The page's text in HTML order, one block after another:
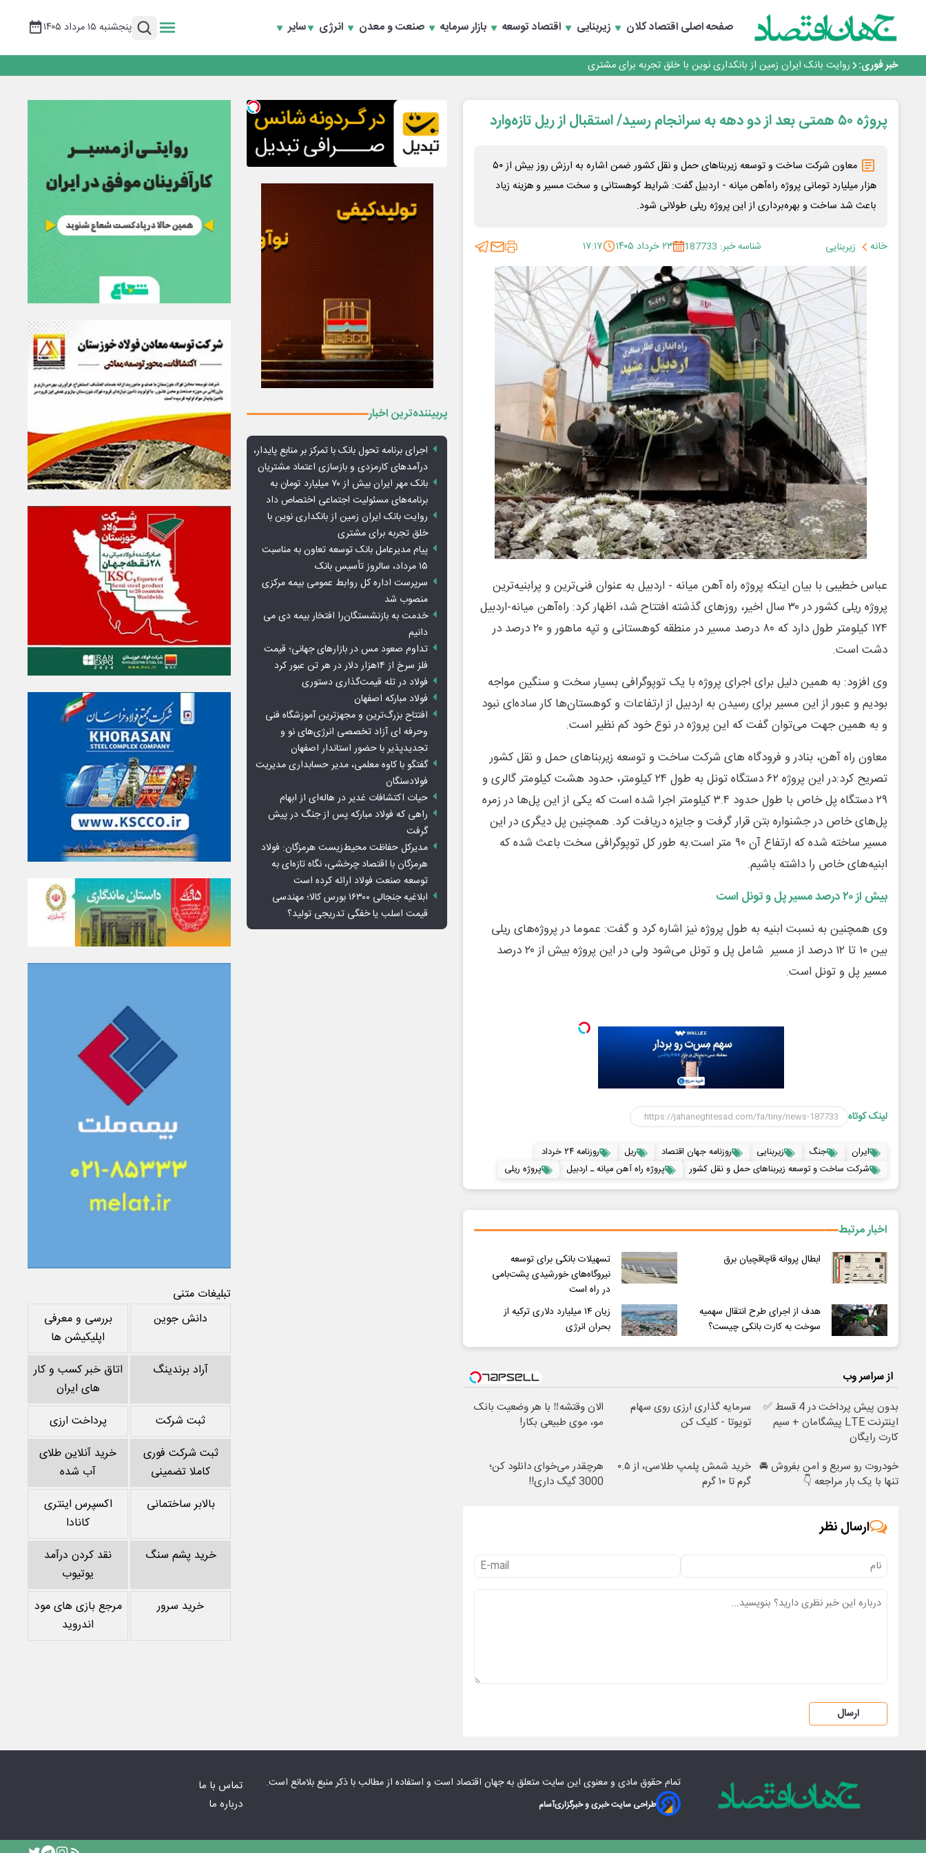
صفحه اصلیاقتصاد کلان زیربنایی اقتصاد توسعه بازار سرمایه صنعت و معدن انرژی سایر پنجشنبه ۱۵ مرداد ۱۴۰۵
خبر فوری:
اجرای برنامه تحول بانک با تمرکز بر منابع پایدار، درآمدهای کارمزدی و بازسازی اعتماد مشتریان
بانک مهر ایران بیش از ۷۰ میلیارد تومان به برنامه‌های مسئولیت اجتماعی اختصاص داد
پیام مدیرعامل بانک توسعه تعاون به مناسبت ۱۵ مرداد، سالروز تأسیس بانک
سرپرست اداره کل روابط عمومی بیمه مرکزی منصوب شد
اجرای برنامه تحول بانک با تمرکز بر منابع پایدار، درآمدهای کارمزدی و بازسازی اعتماد مشتریان
بانک مهر ایران بیش از ۷۰ میلیارد تومان به برنامه‌های مسئولیت اجتماعی اختصاص داد
پروژه ۵۰ همتی بعد از دو دهه به سرانجام رسید/ استقبال از ریل تازه‌وارد
معاون شرکت ساخت و توسعه زیربناهای حمل و نقل کشور ضمن اشاره به ارزش روز بیش از ۵۰
هزار میلیارد تومانی پروژه راه‌آهن میانه - اردبیل گفت: شرایط کوهستانی و سخت مسیر و هزینه زیاد
باعث شد ساخت و بهره‌برداری از این پروژه ریلی طولانی شود.
خانه زیربنایی شناسه خبر: 187733 ۲۳ خرداد ۱۴۰۵ ۱۷:۱۷
عباس خطیبی با بیان اینکه پروژه راه آهن میانه - اردبیل به عنوان فنی‌ترین و پرابنیه‌ترین
پروژه ریلی کشور در ۳۰ سال اخیر، روزهای گذشته افتتاح شد، اظهار کرد: راه‌آهن میانه-اردبیل
۱۷۴ کیلومتر طول دارد که ۸۰ درصد مسیر در منطقه کوهستانی و تپه ماهور و ۲۰ درصد در
دشت است.
وی افزود: به همین دلیل برای اجرای پروژه با یک توپوگرافی بسیار سخت و سنگین مواجه
بودیم و عبور از این مسیر برای رسیدن به اردبیل از ارتفاعات و کوهستان‌ها کار ساده‌ای نبود
و به همین جهت می‌توان گفت که این پروژه در نوع خود کم نظیر است.
معاون راه آهن، بنادر و فرودگاه های شرکت ساخت و توسعه زیربناهای حمل و نقل کشور
تصریح کرد:در این پروژه ۶۲ دستگاه تونل به طول ۲۴ کیلومتر، حدود هشت کیلومتر گالری و
۲۹ دستگاه پل خاص با طول حدود ۳.۴ کیلومتر اجرا شده است که یکی از این پل‌ها در زمره
پل‌های خاص در جشنواره بتن قرار گرفت و جایزه دریافت کرد. همچنین پل دیگری در این
مسیر ساخته شده که ارتفاع آن ۹۰ متر است.به طور کل توپوگرافی سخت باعث شده که
ابنیه‌های خاص را داشته باشیم.
بیش از ۲۰ درصد مسیر پل و تونل است
وی همچنین به نسبت ابنیه به طول پروژه نیز اشاره کرد و گفت: عموما در پروژه‌های ریلی
بین ۱۰ تا ۱۲ درصد از مسیر شامل پل و تونل می‌شود ولی در این پروژه بیش از ۲۰ درصد
مسیر پل و تونل است.
لینک کوتاه
ایران جنگ زیربنایی روزنامه جهان اقتصاد ریل
روزنامه ۲۴ خرداد
شرکت ساخت و توسعه زیربناهای حمل و نقل کشور
پروژه راه آهن میانه ـ اردبیل پروژه ریلی
اخبار مرتبط
ابطال پروانه قاچاقچیان برق
تسهیلات بانکی برای توسعه
نیروگاه‌های خورشیدی پشت‌بامی
در راه است
هدف از اجرای طرح انتقال سهمیه
سوخت به کارت بانکی چیست؟
زیان ۱۴ میلیارد دلاری ترکیه از
بحران انرژی
از سراسر وب
بدون پیش پرداخت در 4 قسط ✅
اینترنت LTE پیشگامان + سیم
کارت رایگان
سرمایه گذاری ارزی روی سهام
تویوتا - کلیک کن
الان وقتشه‼️ با هر وضعیت بانک
مو، موی طبیعی بکار!
خودروت رو سریع و امن بفروش 🚘
تنها با یک بار مراجعه 👇
خرید شمش پلمپ طلاسی، از ۰.۵
گرم تا ۱۰ گرم
هرچقدر می‌خوای دانلود کن؛
3000 گیگ داری!!
ارسال نظر
ارسال
پربیننده‌ترین اخبار
اجرای برنامه تحول بانک با تمرکز بر منابع پایدار،
درآمدهای کارمزدی و بازسازی اعتماد مشتریان
بانک مهر ایران بیش از ۷۰ میلیارد تومان به
برنامه‌های مسئولیت اجتماعی اختصاص داد
روایت بانک ایران زمین از بانکداری نوین با
خلق تجربه برای مشتری
پیام مدیرعامل بانک توسعه تعاون به مناسبت
۱۵ مرداد، سالروز تأسیس بانک
سرپرست اداره کل روابط عمومی بیمه مرکزی
منصوب شد
خدمت به بازنشستگان‌را افتخار بیمه دی می
دانیم
تداوم صعود مس در بازارهای جهانی؛ قیمت
فلز سرخ از ۱۴هزار دلار در هر تن عبور کرد
فولاد در تله قیمت‌گذاری دستوری
فولاد مبارکه اصفهان
افتتاح بزرگ‌ترین و مجهزترین آموزشگاه فنی
وحرفه ای آزاد تخصصی انرژی‌های نو و
تجدیدپذیر با حضور استاندار اصفهان
گفتگو با کاوه معلمی، مدیر حسابداری مدیریت
فولادسنگان
حیات اکتشافات غدیر در هاله‌ای از ابهام
راهی که فولاد مبارکه پس از جنگ در پیش
گرفت
مدیرکل حفاظت محیط‌زیست هرمزگان: فولاد
هرمزگان با اقتصاد چرخشی، نگاه تازه‌ای به
توسعه صنعت فولاد ارائه کرده است
ابلاغیه جنجالی ۱۶۳۰۰ بورس کالا؛ مهندسی
قیمت اسلب یا خفگی تدریجی تولید؟
تبلیغات متنی
دانش جوین
بررسی و معرفی
اپلیکیشن ها
آراد برندینگ
اتاق خبر کسب و کار
های ایران
ثبت شرکت
پرداخت ارزی
ثبت شرکت فوری
کاملا تضمینی
خرید آنلاین طلای
آب شده
بالابر ساختمانی
اکسپرس اینتری
کانادا
خرید پشم سنگ
نقد کردن درآمد
یوتیوب
خرید سرور
مرجع بازی های مود
اندروید
تمام حقوق مادی‌ و معنوی این سایت متعلق بهجهان اقتصاد است و استفاده از مطالب با ذکر منبع بلامانع است.
طراحی سایت خبری و خبرگزاریآسام
تماس با ما
درباره ما